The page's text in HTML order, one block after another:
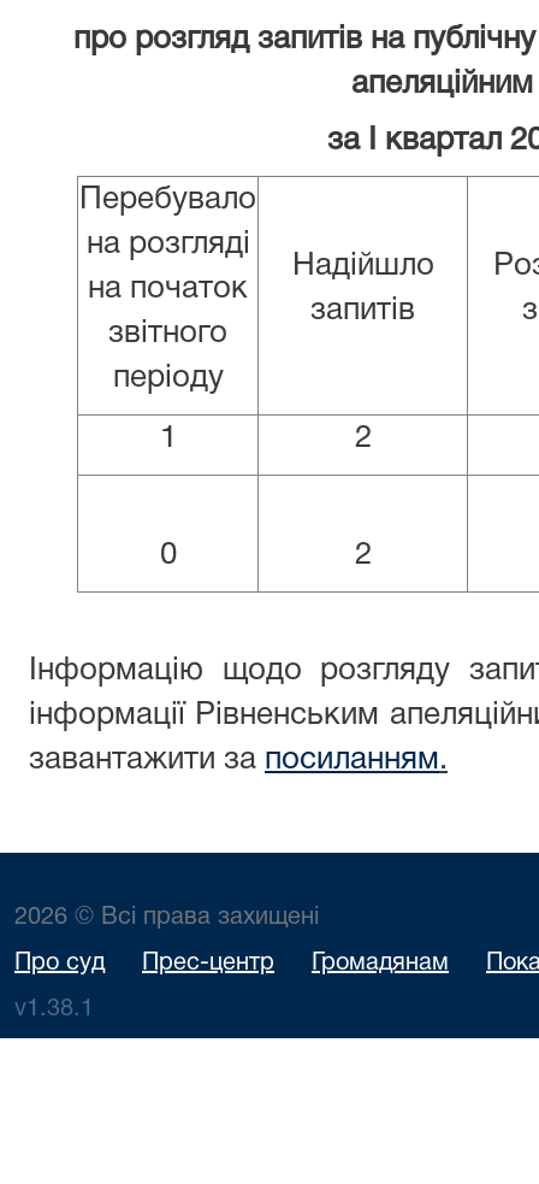
про розгляд запитів на
за І квартал
Перебувало
на розгляді
на початок
звітного
періоду
Надійшло
запитів
1 2
0 2
Інформацію щодо розгляду
інформації Рівненським
завантажити за посиланням.
2026 © Всі права захищені
Про суд Прес-центр Громадянам
v1.38.1